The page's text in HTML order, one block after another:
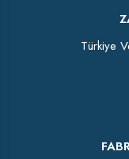
Türkiye